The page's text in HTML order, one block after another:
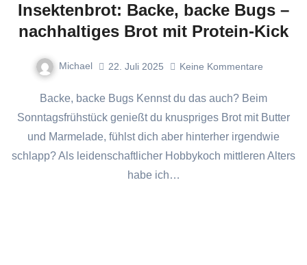
Insektenbrot: Backe, backe Bugs –
nachhaltiges Brot mit Protein-Kick
Michael 22. Juli 2025 Keine Kommentare
Backe, backe Bugs Kennst du das auch? Beim
Sonntagsfrühstück genießt du knuspriges Brot mit Butter
und Marmelade, fühlst dich aber hinterher irgendwie
schlapp? Als leidenschaftlicher Hobbykoch mittleren Alters
habe ich…